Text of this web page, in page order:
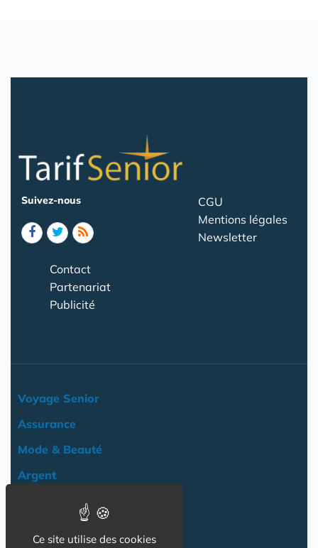
Suivez-nous
CGU
Mentions légales
Newsletter
Contact
Partenariat
Publicité
Voyage Senior
Assurance
Mode & Beauté
Argent
Loisir & Culture
Ce site utilise des cookies